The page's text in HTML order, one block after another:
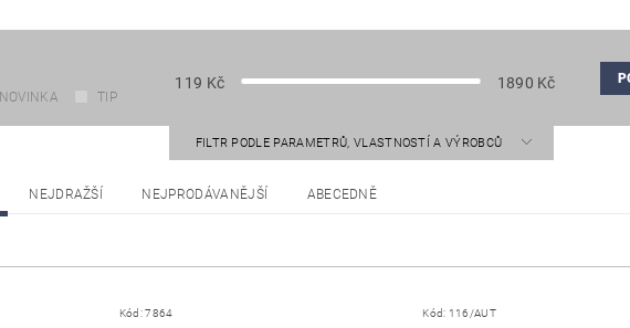
NOVINKA TIP
119 Kč 1890 Kč
FILTR PODLE PARAMETRŮ, VLASTNOSTÍ A VÝROBCŮ
NEJDRAŽŠÍ NEJPRODÁVANĚJŠÍ ABECEDNĚ
Kód:7864 Kód: 116/AUT